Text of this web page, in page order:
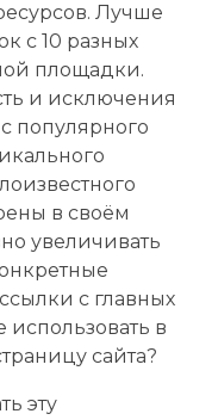
Лучше
с 10 разных
площадки.
и исключения
популярного
в своём
увеличивать
с главных
в
сайта?
эту